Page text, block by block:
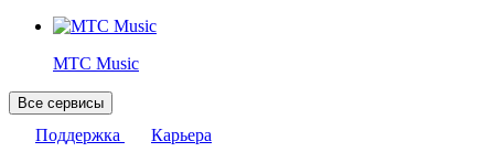
МТС Music
Все сервисы
Поддержка
Карьера